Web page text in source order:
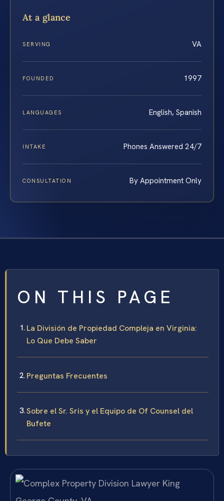
At a glance
SERVING VA
FOUNDED 1997
LANGUAGES English, Spanish
INTAKE Phones Answered 24/7
CONSULTATION By Appointment Only
ON THIS PAGE
La División de Propiedad Compleja en Virginia:
Lo Que Debe Saber
Preguntas Frecuentes
Sobre el Sr. Sris y el Equipo de Of Counsel del
Bufete